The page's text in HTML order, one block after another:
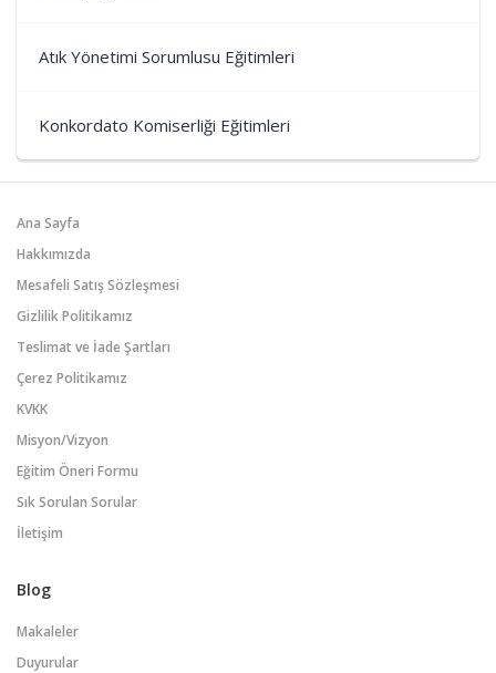
Atık Yönetimi Sorumlusu Eğitimleri
Konkordato Komiserliği Eğitimleri
Ana Sayfa
Hakkımızda
Mesafeli Satış Sözleşmesi
Gizlilik Politikamız
Teslimat ve İade Şartları
Çerez Politikamız
KVKK
Misyon/Vizyon
Eğitim Öneri Formu
Sık Sorulan Sorular
İletişim
Blog
Makaleler
Duyurular